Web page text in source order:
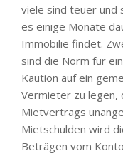
viele sind teuer
es einige Monate
Immobilie findet.
sind die Norm für
Kaution auf ein
Vermieter zu legen,
Mietvertrags
Mietschulden wird
Beträgen vom